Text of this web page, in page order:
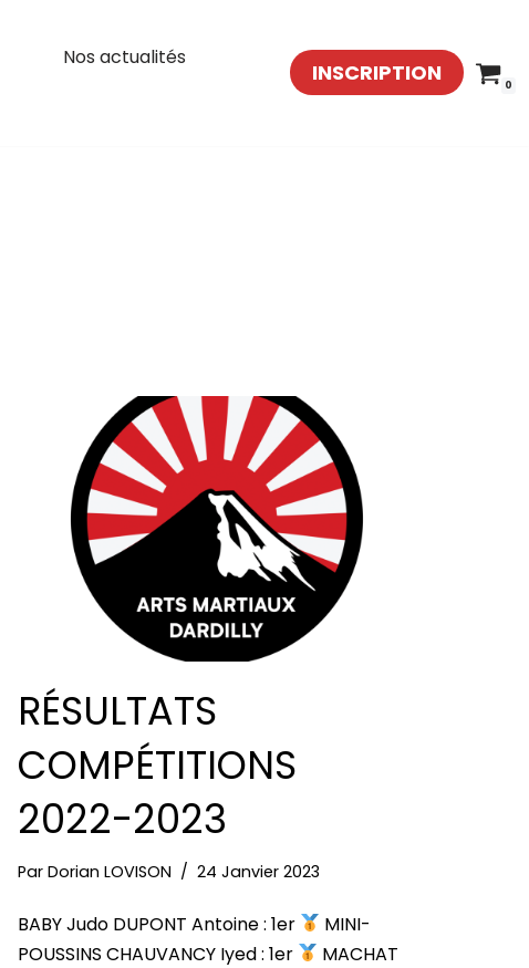
Nos actualités
INSCRIPTION 0
RÉSULTATS
COMPÉTITIONS
2022-2023
Par Dorian LOVISON 24 Janvier 2023
BABY Judo DUPONT Antoine : 1er
MINI-
POUSSINS CHAUVANCY Iyed : 1er
MACHAT